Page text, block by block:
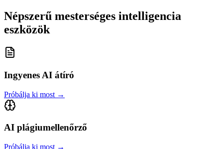
Népszerű mesterséges intelligencia
eszközök
Ingyenes AI átíró
Próbálja ki most →
AI plágiumellenőrző
Próbálja ki most →